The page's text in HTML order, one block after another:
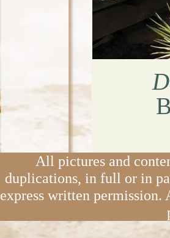
All pictures and
duplications, in full or in
express written